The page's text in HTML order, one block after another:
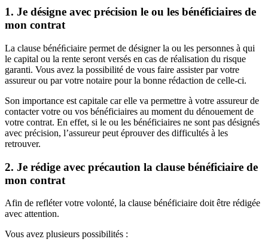
1. Je désigne avec précision le ou les bénéficiaires de
mon contrat
La clause bénéﬁciaire permet de désigner la ou les personnes à qui
le capital ou la rente seront versés en cas de réalisation du risque
garanti. Vous avez la possibilité de vous faire assister par votre
assureur ou par votre notaire pour la bonne rédaction de celle-ci.
Son importance est capitale car elle va permettre à votre assureur de
contacter votre ou vos bénéficiaires au moment du dénouement de
votre contrat. En effet, si le ou les bénéficiaires ne sont pas désignés
avec précision, l’assureur peut éprouver des difficultés à les
retrouver.
2. Je rédige avec précaution la clause bénéficiaire de
mon contrat
Afin de refléter votre volonté, la clause bénéficiaire doit être rédigée
avec attention.
Vous avez plusieurs possibilités :